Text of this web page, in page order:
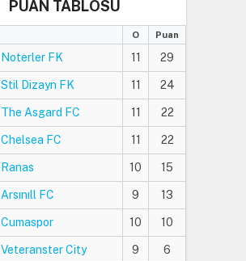
PUAN TABLOSU
O Puan
Noterler FK 11 29
Stil Dizayn FK 11 24
The Asgard FC 11 22
Chelsea FC 11 22
Ranas 10 15
Arsınıll FC 9 13
Cumaspor 10 10
Veteranster City 9 6